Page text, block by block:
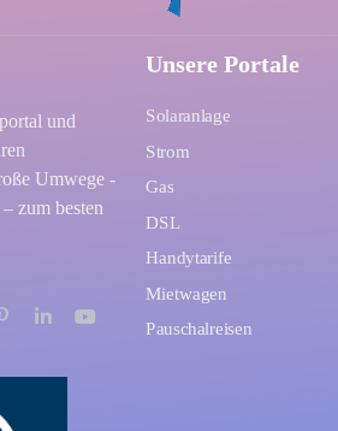
und
Umwege -
zum besten
Unsere Portale
Solaranlage
Strom
Gas
DSL
Handytarife
Mietwagen
Pauschalreisen